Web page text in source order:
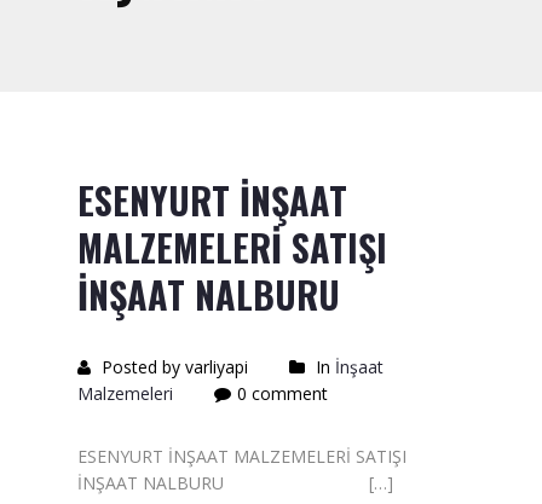
Kazma Satışı – Toptan,
Perakende Satış Firması
Bıçak Mastar Satışı
Betokontak Astar
Alçı Yapıştırma Malzemesi
Satışı
İzolasyon Malzemesi Satışı
ESENYURT İNŞAAT
MALZEMELERİ SATIŞI
İNŞAAT NALBURU
Posted by varliyapi In İnşaat
Malzemeleri
0 comment
ESENYURT İNŞAAT MALZEMELERİ SATIŞI
İNŞAAT NALBURU […]